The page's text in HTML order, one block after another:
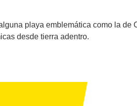
playa emblemática como la de
desde tierra adentro.